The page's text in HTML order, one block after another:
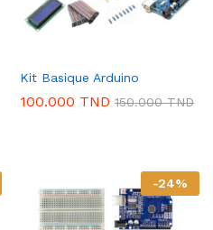
Kit Basique Arduino
100.000 TND 150.000TND
-24%